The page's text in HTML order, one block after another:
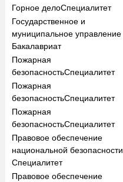
Горное делоСпециалитет
Государственное и
муниципальное управление
Бакалавриат
Пожарная
безопасностьСпециалитет
Пожарная
безопасностьСпециалитет
Пожарная
безопасностьСпециалитет
Правовое обеспечение
национальной безопасности
Специалитет
Правовое обеспечение